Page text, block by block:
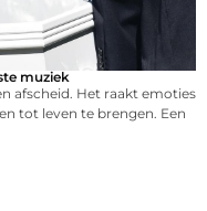
muziek
afscheid. Het raakt emoties
tot leven te brengen. Een